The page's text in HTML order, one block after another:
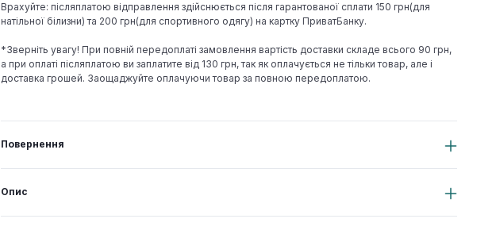
Врахуйте: післяплатою відправлення здійснюється після гарантованої сплати 150 грн(для
натільної білизни) та 200 грн(для спортивного одягу) на картку ПриватБанку.
*Зверніть увагу! При повній передоплаті замовлення вартість доставки складе всього 90 грн,
а при оплаті післяплатою ви заплатите від 130 грн, так як оплачується не тільки товар, але і
доставка грошей. Заощаджуйте оплачуючи товар за повною передоплатою.
Повернення
Опис